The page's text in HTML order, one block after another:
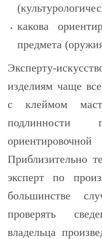
какова
предмета
Эксперту-
изделиям чаще
с клеймом
Приблизительно
эксперт по
большинстве
проверять
владельца